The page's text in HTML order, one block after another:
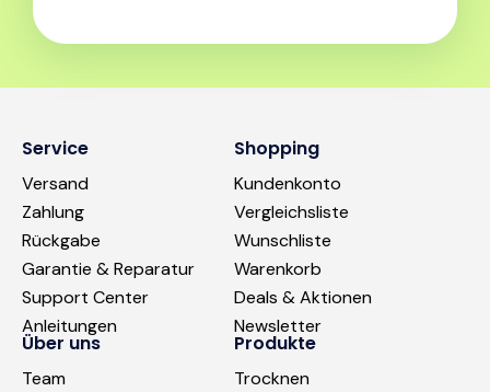
Service
Versand
Zahlung
Rückgabe
Garantie & Reparatur
Support Center
Anleitungen
Shopping
Kundenkonto
Vergleichsliste
Wunschliste
Warenkorb
Deals & Aktionen
Newsletter
Über uns
Team
Produkte
Trocknen